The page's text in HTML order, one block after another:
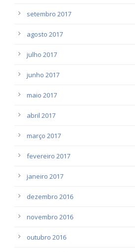
setembro 2017
agosto 2017
julho 2017
junho 2017
maio 2017
abril 2017
março 2017
fevereiro 2017
janeiro 2017
dezembro 2016
novembro 2016
outubro 2016